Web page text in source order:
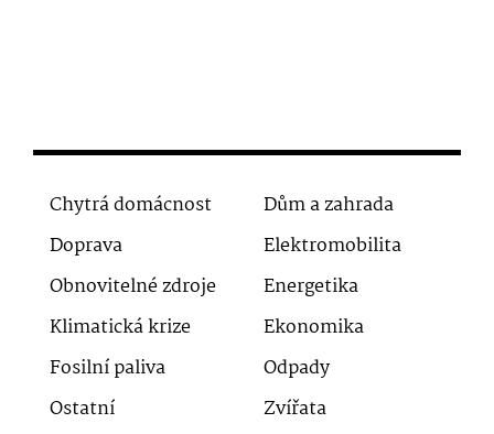
Chytrá domácnost
Dům a zahrada
Doprava
Elektromobilita
Obnovitelné zdroje
Energetika
Klimatická krize
Ekonomika
Fosilní paliva
Odpady
Ostatní
Zvířata